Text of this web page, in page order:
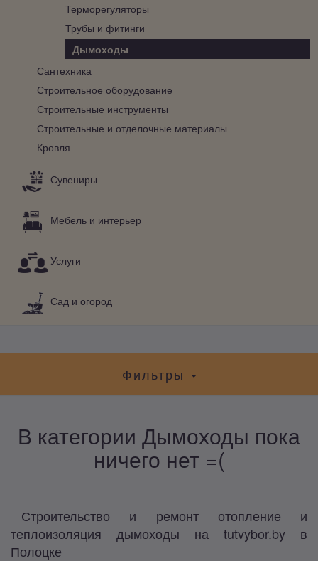
Терморегуляторы
Трубы и фитинги
Дымоходы
Сантехника
Строительное оборудование
Строительные инструменты
Строительные и отделочные материалы
Кровля
Сувениры
Мебель и интерьер
Услуги
Сад и огород
Фильтры
В категории Дымоходы пока
ничего нет =(
Строительство и ремонт отопление и
теплоизоляция дымоходы на tutvybor.by в
Полоцке